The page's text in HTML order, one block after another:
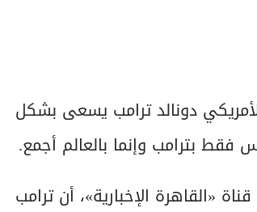
دونالد ترامب يسعى بشكل
فقط بترامب وإنما بالعالم أجمع.
«القاهرة الإخبارية»، أن ترامب